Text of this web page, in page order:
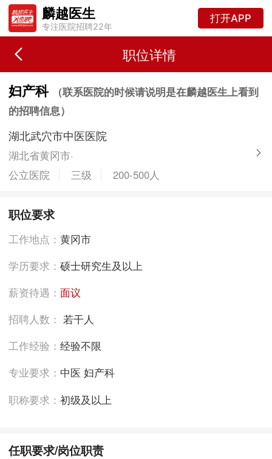
麟越医生
专注医院招聘22年
打开APP
职位详情
妇产科
（联系医院的时候请说明是在麟越医生上看到
的招聘信息）
湖北武穴市中医医院
湖北省黄冈市·
公立医院
三级 200-500人
职位要求
工作地点：黄冈市
学历要求：硕士研究生及以上
薪资待遇：面议
招聘人数：若干人
工作经验：经验不限
专业要求： 中医 妇产科
职称要求：初级及以上
任职要求/岗位职责